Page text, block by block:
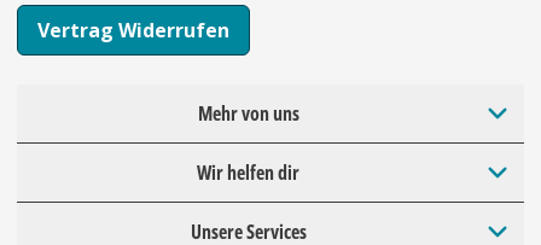
Vertrag Widerrufen
Mehr von uns
Wir helfen dir
Unsere Services